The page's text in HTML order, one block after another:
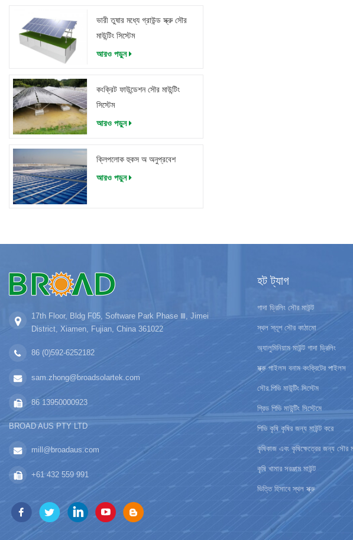
ভারী তুষার মধ্যে গ্রাউন্ড স্ক্রু সৌর
মাউন্টিং সিস্টেম
আরও পড়ুন
কংক্রিট ফাউন্ডেশন সৌর মাউন্টিং
সিস্টেম
আরও পড়ুন
ক্লিপলোক হুকস অ অনুপ্রবেশ
আরও পড়ুন
17th Floor, Bldg F05, Software Park Phase Ⅲ, Jimei
District, Xiamen, Fujian, China 361022
86 (0)592-6252182
sam.zhong@broadsolartek.com
86 13950000923
BROAD AUS PTY LTD
mill@broadaus.com
+61 432 559 991
হট ট্যাগ
গাদা ড্রিলিং সৌর মাউন্ট
স্থল স্তূপ সৌর কাঠামো
অ্যালুমিনিয়াম মাউন্ট গাদা ড্রিলিং
স্ক্রু পাইলস বনাম কংক্রিটের পাইলস
সৌর পিভি মাউন্টিং সিস্টেম
গ্রিড পিভি মাউন্টিং সিস্টেমে
পিভি কৃষি কৃষির জন্য মাউন্ট করে
কৃষিকাজ এবং কৃষিক্ষেত্রের জন্য সৌর
কৃষি খামার সরঞ্জাম মাউন্ট
ভিত্তি হিসাবে স্থল স্ক্রু